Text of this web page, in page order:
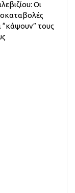
Οι
“κάψουν” τους